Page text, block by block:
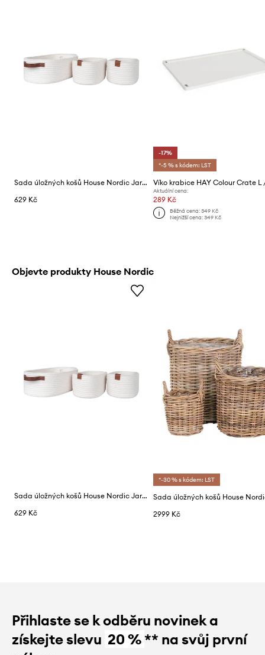
Sada úložných košů House Nordic Jarana 3-pack
629 Kč
-17%
*-5 % s kódem: LST
Aktuální cena:
289 Kč
Běžná cena: 349 Kč
Nejnižší cena: 349 Kč
Objevte produkty House Nordic
Sada úložných košů House Nordic Jarana 3-pack
629 Kč
*-30 % s kódem: LST
2999 Kč
Přihlaste se k odběru novinek a
získejte slevu 20 %** na svůj první